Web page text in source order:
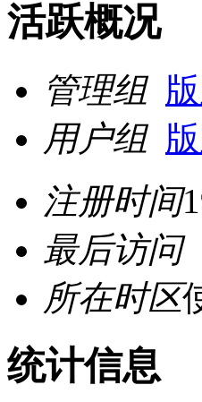
活跃概况
管理组
用户组
注册时间
最后访问
所在时区
统计信息